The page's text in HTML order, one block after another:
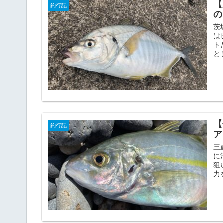
釣行記
茨
は
と
釣行記
三
に
狙
力